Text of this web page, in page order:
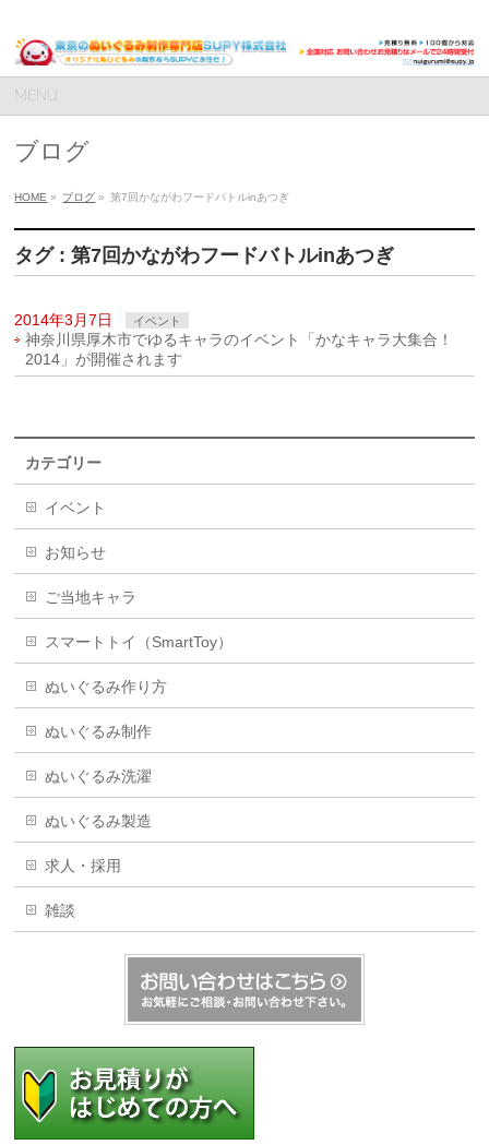
MENU
ブログ
HOME » ブログ » 第7回かながわフードバトルinあつぎ
タグ : 第7回かながわフードバトルinあつぎ
2014年3月7日 イベント
神奈川県厚木市でゆるキャラのイベント「かなキャラ大集合！
2014」が開催されます
カテゴリー
イベント
お知らせ
ご当地キャラ
スマートトイ（SmartToy）
ぬいぐるみ作り方
ぬいぐるみ制作
ぬいぐるみ洗濯
ぬいぐるみ製造
求人・採用
雑談